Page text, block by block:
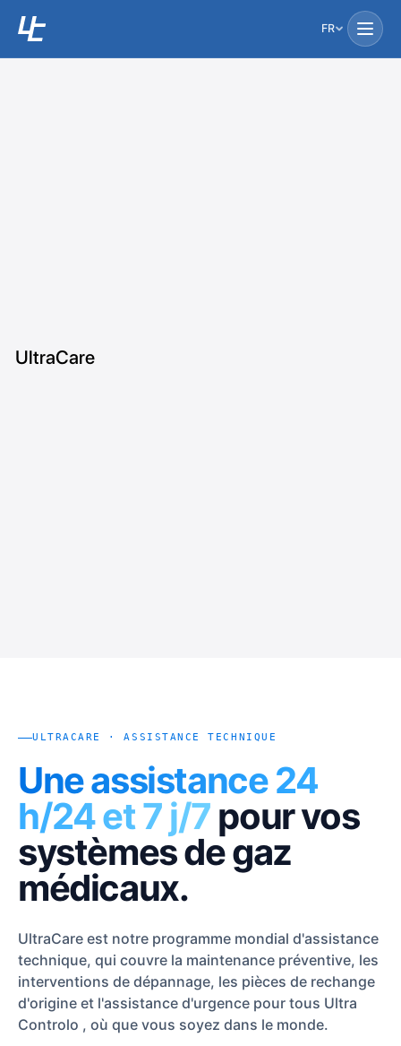
FR
UltraCare
ULTRACARE · ASSISTANCE TECHNIQUE
Une assistance 24
h/24 et 7 j/7 pour vos
systèmes de gaz
médicaux.
UltraCare est notre programme mondial d'assistance
technique, qui couvre la maintenance préventive, les
interventions de dépannage, les pièces de rechange
d'origine et l'assistance d'urgence pour tous Ultra
Controlo , où que vous soyez dans le monde.